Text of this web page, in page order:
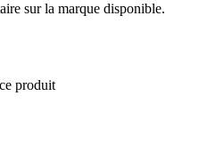
sur la marque disponible.
ce produit